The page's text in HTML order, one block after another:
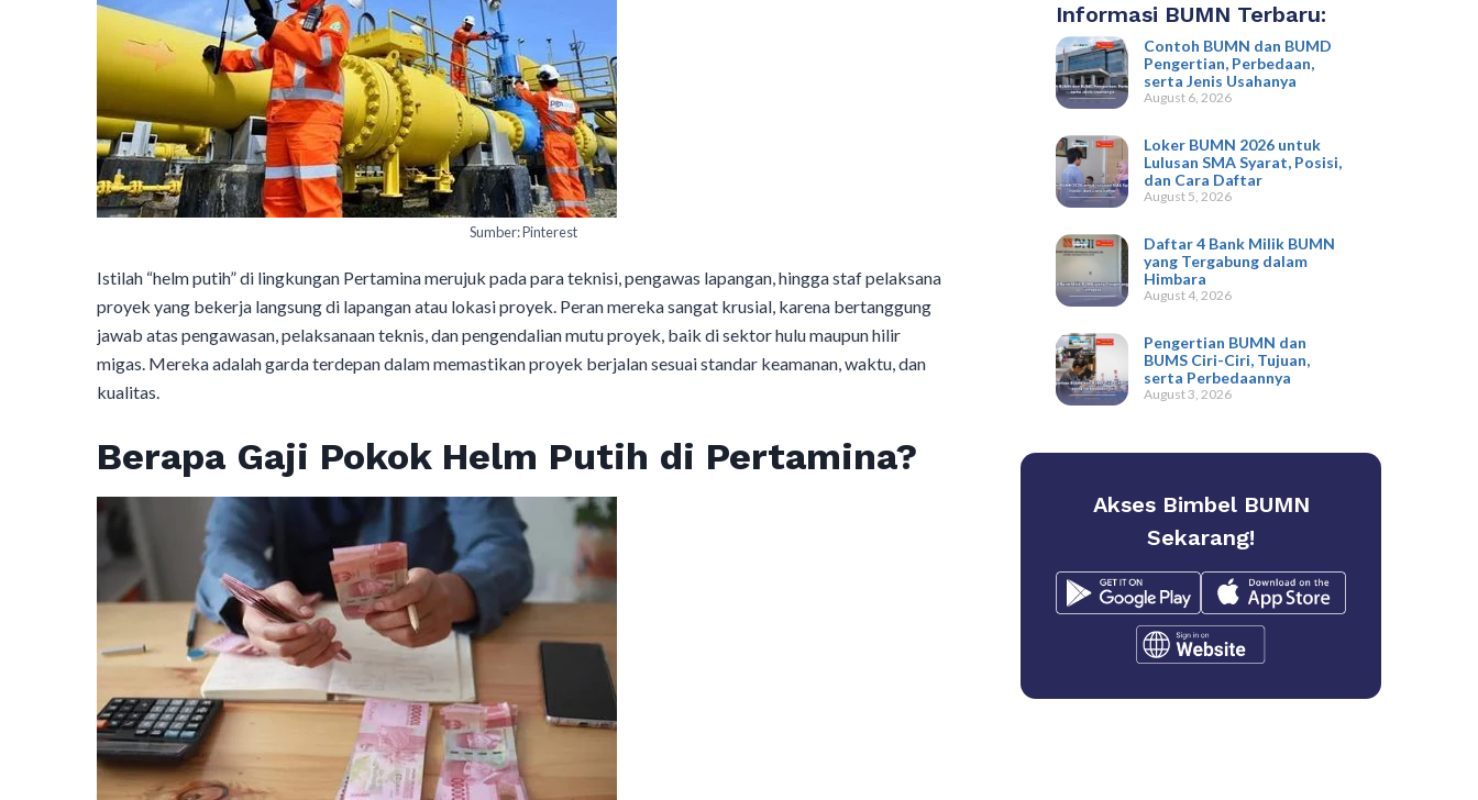
Sumber: Pinterest
Istilah “helm putih” di lingkungan Pertamina merujuk pada para teknisi, pengawas lapangan, hingga staf pelaksana
proyek yang bekerja langsung di lapangan atau lokasi proyek. Peran mereka sangat krusial, karena bertanggung
jawab atas pengawasan, pelaksanaan teknis, dan pengendalian mutu proyek, baik di sektor hulu maupun hilir
migas. Mereka adalah garda terdepan dalam memastikan proyek berjalan sesuai standar keamanan, waktu, dan
kualitas.
Berapa Gaji Pokok Helm Putih di Pertamina?
Informasi BUMN Terbaru:
Contoh BUMN dan BUMD
Pengertian, Perbedaan,
serta Jenis Usahanya
August 6, 2026
Loker BUMN 2026 untuk
Lulusan SMA Syarat, Posisi,
dan Cara Daftar
August 5, 2026
Daftar 4 Bank Milik BUMN
yang Tergabung dalam
Himbara
August 4, 2026
Pengertian BUMN dan
BUMS Ciri-Ciri, Tujuan,
serta Perbedaannya
August 3, 2026
Akses Bimbel BUMN
Sekarang!